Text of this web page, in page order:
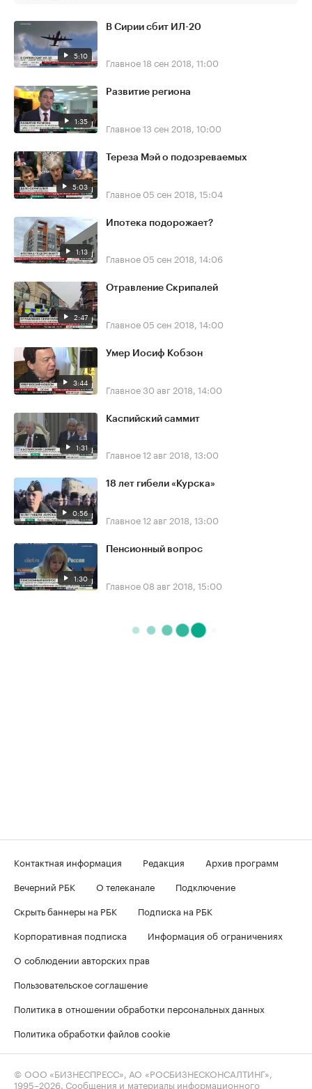
5:10
В Сирии сбит ИЛ-20
Главное18 сен 2018, 11:00
1:35
Развитие региона
Главное13 сен 2018, 10:00
5:03
Тереза Мэй о подозреваемых
Главное 05 сен 2018, 15:04
1:13
Ипотека подорожает?
Главное 05 сен 2018, 14:06
2:47
Отравление Скрипалей
Главное 05 сен 2018, 14:00
3:44
Умер Иосиф Кобзон
Главное30 авг 2018, 14:00
1:31
Каспийский саммит
Главное12 авг 2018, 13:00
0:56
18 лет гибели «Курска»
Главное12 авг 2018, 13:00
1:30
Пенсионный вопрос
Главное 08 авг 2018, 15:00
Контактная информация Редакция
Архив программ
Вечерний РБК
О телеканале
Подключение
Скрыть баннеры на РБК
Подписка на РБК
Корпоративная подписка
Информация об ограничениях
О соблюдении авторских прав
Пользовательское соглашение
Политика в отношении обработки персональных данных
Политика обработки файлов cookie
© ООО «БИЗНЕСПРЕСС», АО «РОСБИЗНЕСКОНСАЛТИНГ»,
1995–2026 . Сообщения и материалы информационного